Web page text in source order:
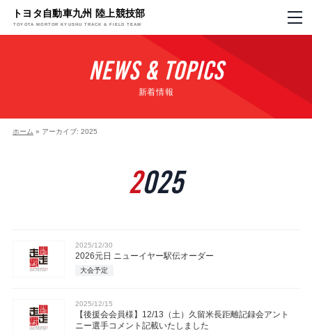
トヨタ自動車九州 陸上競技部
TOYOTA MORTOR KYUSHU TRACK & FIELD TEAM
NEWS & TOPICS
新着情報
ホーム » アーカイブ: 2025
2025
2025/12/30
2026元日 ニューイヤー駅伝オーダー
大会予定
2025/12/15
【後援会会員様】12/13（土）久留米長距離記録会アント
ニー選手コメント記載いたしました